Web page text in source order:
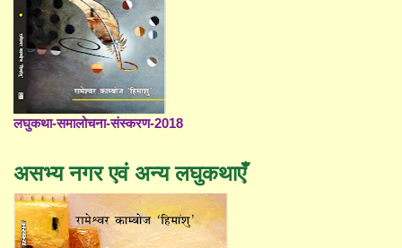
लघुकथा-समालोचना-संस्करण-2018
असभ्य नगर एवं अन्य लघुकथाएँ